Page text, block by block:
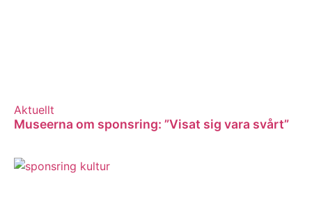
Aktuellt
Museerna om sponsring: ”Visat sig vara svårt”